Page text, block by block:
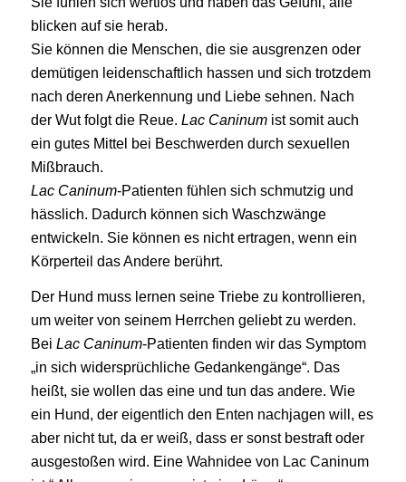
blicken auf sie herab.
Sie können die Menschen, die sie ausgrenzen oder
demütigen leidenschaftlich hassen und sich trotzdem
nach deren Anerkennung und Liebe sehnen. Nach
der Wut folgt die Reue. Lac Caninumist somit auch
ein gutes Mittel bei Beschwerden durch sexuellen
Mißbrauch.
Lac Caninum-Patienten fühlen sich schmutzig und
hässlich. Dadurch können sich Waschzwänge
entwickeln. Sie können es nicht ertragen, wenn ein
Körperteil das Andere berührt.
Der Hund muss lernen seine Triebe zu kontrollieren,
um weiter von seinem Herrchen geliebt zu werden.
Bei Lac Caninum-Patienten finden wir das Symptom
„in sich widersprüchliche Gedankengänge“. Das
heißt, sie wollen das eine und tun das andere. Wie
ein Hund, der eigentlich den Enten nachjagen will, es
aber nicht tut, da er weiß, dass er sonst bestraft oder
ausgestoßen wird. Eine Wahnidee von Lac Caninum